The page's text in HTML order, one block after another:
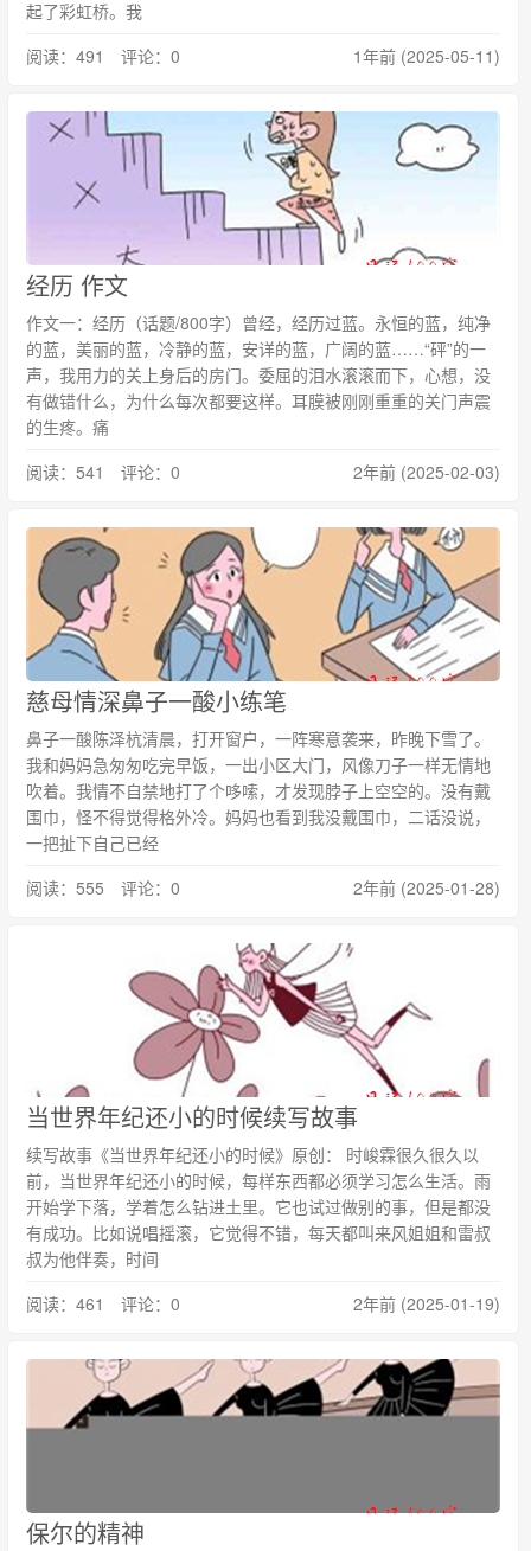
起了彩虹桥。我
阅读：491 评论：0
1年前 (2025-05-11)
经历 作文
作文一：经历（话题/800字）曾经，经历过蓝。永恒的蓝，纯净
的蓝，美丽的蓝，冷静的蓝，安详的蓝，广阔的蓝……“砰”的一
声，我用力的关上身后的房门。委屈的泪水滚滚而下，心想，没
有做错什么，为什么每次都要这样。耳膜被刚刚重重的关门声震
的生疼。痛
阅读：541 评论：0
2年前 (2025-02-03)
慈母情深鼻子一酸小练笔
鼻子一酸陈泽杭清晨，打开窗户，一阵寒意袭来，昨晚下雪了。
我和妈妈急匆匆吃完早饭，一出小区大门，风像刀子一样无情地
吹着。我情不自禁地打了个哆嗦，才发现脖子上空空的。没有戴
围巾，怪不得觉得格外冷。妈妈也看到我没戴围巾，二话没说，
一把扯下自己已经
阅读：555 评论：0
2年前 (2025-01-28)
当世界年纪还小的时候续写故事
续写故事《当世界年纪还小的时候》原创： 时峻霖很久很久以
前，当世界年纪还小的时候，每样东西都必须学习怎么生活。雨
开始学下落，学着怎么钻进土里。它也试过做别的事，但是都没
有成功。比如说唱摇滚，它觉得不错，每天都叫来风姐姐和雷叔
叔为他伴奏，时间
阅读：461 评论：0
2年前 (2025-01-19)
保尔的精神